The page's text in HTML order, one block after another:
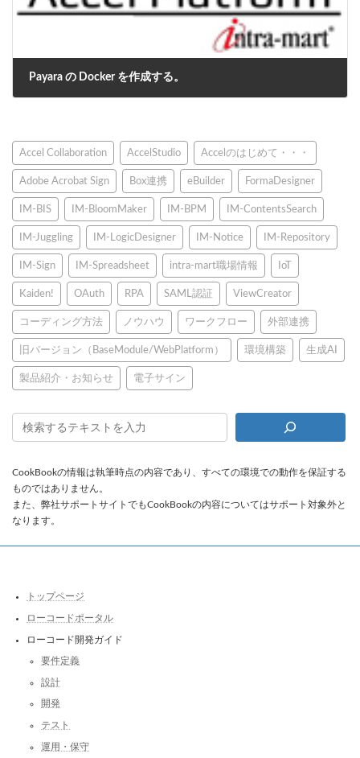
Payara の Docker を作成する。
Accel Collaboration AccelStudio Accelのはじめて・・・
Adobe Acrobat Sign Box連携 eBuilder FormaDesigner
IM-BIS IM-BloomMaker IM-BPM IM-ContentsSearch
IM-Juggling IM-LogicDesigner IM-Notice IM-Repository
IM-Sign IM-Spreadsheet intra-mart職場情報 IoT
Kaiden! OAuth RPA SAML認証 ViewCreator
コーディング方法 ノウハウ ワークフロー 外部連携
旧バージョン（BaseModule/WebPlatform） 環境構築 生成AI
製品紹介・お知らせ 電子サイン
CookBookの情報は執筆時点の内容であり、すべての環境での動作を保証する
ものではありません。
また、弊社サポートサイトでもCookBookの内容についてはサポート対象外と
なります。
トップページ
ローコードポータル
ローコード開発ガイド
要件定義
設計
開発
テスト
運用・保守